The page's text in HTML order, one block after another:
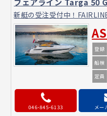
新艇の受注受付中！
登録
船検
定員
046-845-6133 メー